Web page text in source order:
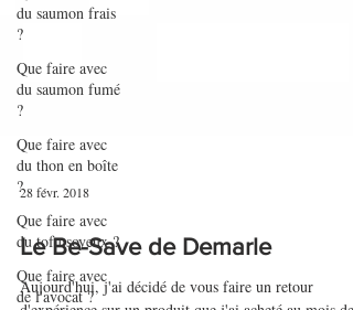
du saumon frais
?
Que faire avec
du saumon fumé
?
Que faire avec
du thon en boîte
?
Que faire avec
du tofu soyeux ?
Que faire avec
de l'avocat ?
28 févr. 2018
Le Be-Save de Demarle